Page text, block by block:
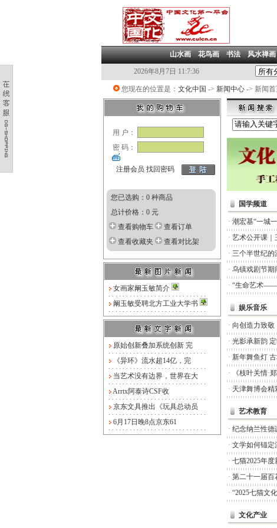
山水画|花鸟画|书法|风水禅画
2026年8月7日 11:7:36
您现在的位置是： 文化中国 -> 新闻中心 -> 新闻
用 户：
密 码：
注册会员 找回密码
您已选购：0 种商品
总计价格：0 元
查看购物车
查看订单
查看收藏夹
查看对比架
女画家阚玉敏简介
阚玉敏受聘北方工业大学书
原始创新叠加系统创新 完
《异环》流水超14亿，完
当艺术没有边界，世界在大
Arrtx阿泰诗CSF收
京东文具推出《玩具总动员
6月17日晚8点京东61
国学频道
· 潮宏基“一城
· 艺术公开课｜
· 三个半世纪的
· 乌镇戏剧节期
· “生命艺术——
娱乐音乐
· 向创造力致敬
· 光影承新韵
· 新年舞鱼灯
·
《枝叶关情·
· 天津舞博会
艺术教育
· 纪念纳兰性德
· 文学如何锚定
· 七猫2025年
· 第二十一届百
· “2025七猫文
文化产业